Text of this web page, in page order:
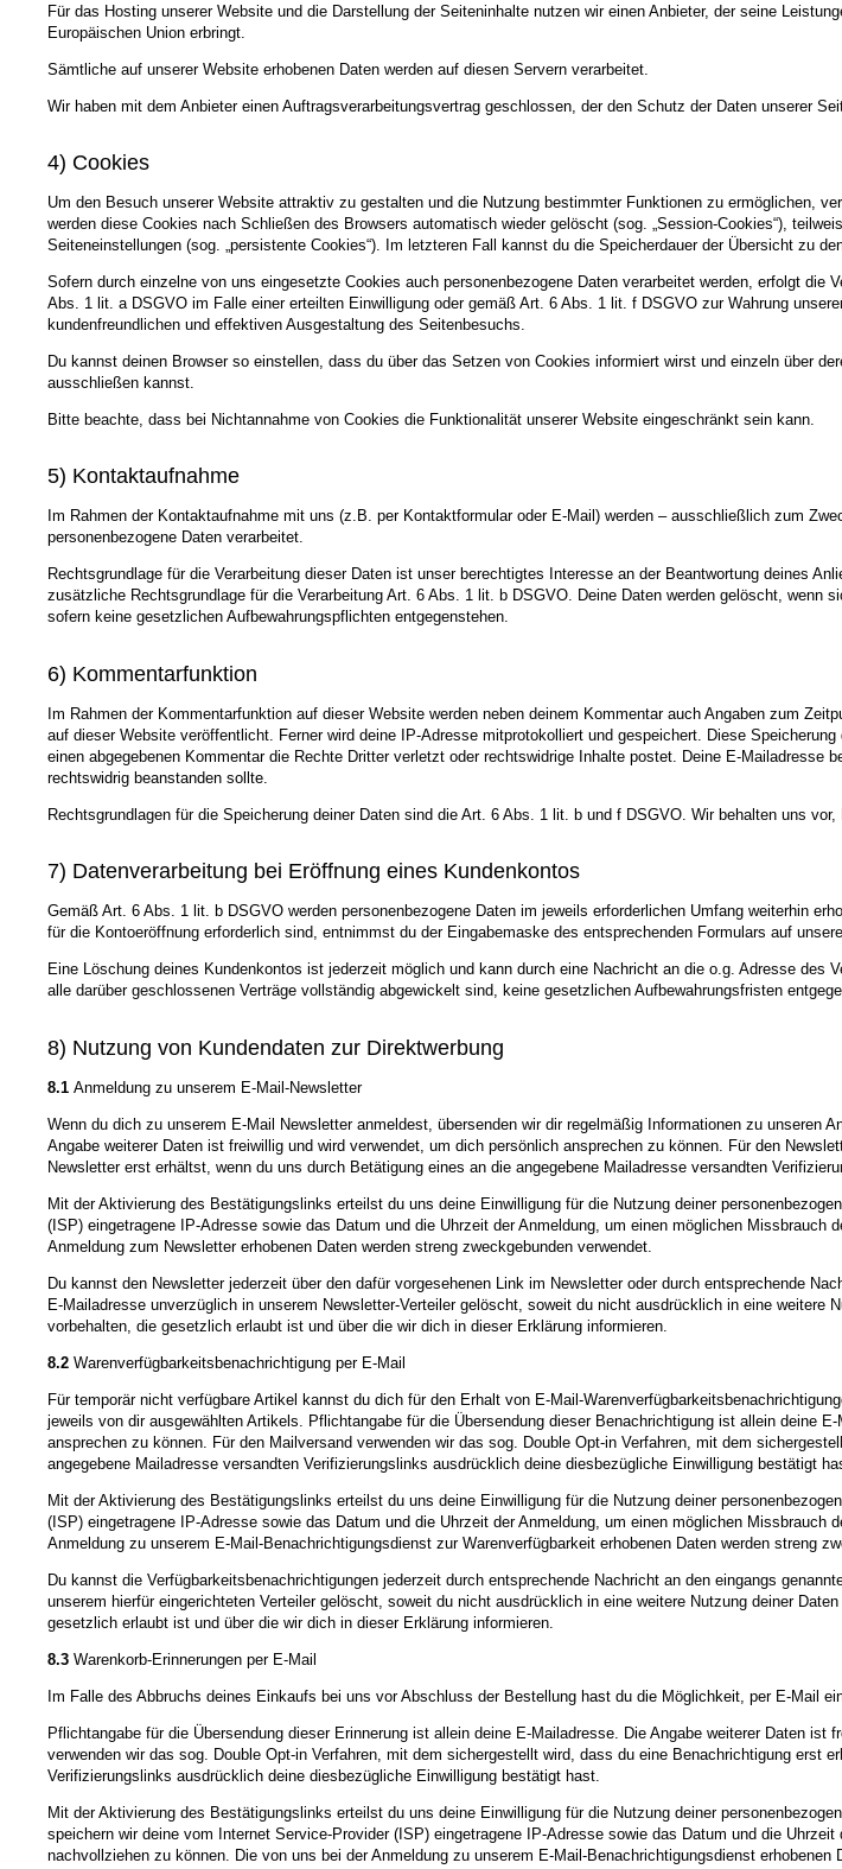
Für das Hosting unserer Website und die Darstellung der Seiteninhalte nutzen wir einen Anbieter, der seine
Europäischen Union erbringt.
Sämtliche auf unserer Website erhobenen Daten werden auf diesen Servern verarbeitet.
Wir haben mit dem Anbieter einen Auftragsverarbeitungsvertrag geschlossen, der den Schutz der Daten unserer
4) Cookies
Um den Besuch unserer Website attraktiv zu gestalten und die Nutzung bestimmter Funktionen zu ermöglichen,
werden diese Cookies nach Schließen des Browsers automatisch wieder gelöscht (sog. „Session-Cookies“),
Seiteneinstellungen (sog. „persistente Cookies“). Im letzteren Fall kannst du die Speicherdauer der Übersicht zu
Sofern durch einzelne von uns eingesetzte Cookies auch personenbezogene Daten verarbeitet werden, erfolgt
Abs. 1 lit. a DSGVO im Falle einer erteilten Einwilligung oder gemäß Art. 6 Abs. 1 lit. f DSGVO zur Wahrung
kundenfreundlichen und effektiven Ausgestaltung des Seitenbesuchs.
Du kannst deinen Browser so einstellen, dass du über das Setzen von Cookies informiert wirst und einzeln über
ausschließen kannst.
Bitte beachte, dass bei Nichtannahme von Cookies die Funktionalität unserer Website eingeschränkt sein kann.
5) Kontaktaufnahme
Im Rahmen der Kontaktaufnahme mit uns (z.B. per Kontaktformular oder E-Mail) werden – ausschließlich zum
personenbezogene Daten verarbeitet.
Rechtsgrundlage für die Verarbeitung dieser Daten ist unser berechtigtes Interesse an der Beantwortung deines
zusätzliche Rechtsgrundlage für die Verarbeitung Art. 6 Abs. 1 lit. b DSGVO. Deine Daten werden gelöscht,
sofern keine gesetzlichen Aufbewahrungspflichten entgegenstehen.
6) Kommentarfunktion
Im Rahmen der Kommentarfunktion auf dieser Website werden neben deinem Kommentar auch Angaben zum
auf dieser Website veröffentlicht. Ferner wird deine IP-Adresse mitprotokolliert und gespeichert. Diese
einen abgegebenen Kommentar die Rechte Dritter verletzt oder rechtswidrige Inhalte postet. Deine E-
rechtswidrig beanstanden sollte.
Rechtsgrundlagen für die Speicherung deiner Daten sind die Art. 6 Abs. 1 lit. b und f DSGVO. Wir behalten uns
7) Datenverarbeitung bei Eröffnung eines Kundenkontos
Gemäß Art. 6 Abs. 1 lit. b DSGVO werden personenbezogene Daten im jeweils erforderlichen Umfang weiterhin
für die Kontoeröffnung erforderlich sind, entnimmst du der Eingabemaske des entsprechenden Formulars auf
Eine Löschung deines Kundenkontos ist jederzeit möglich und kann durch eine Nachricht an die o.g. Adresse
alle darüber geschlossenen Verträge vollständig abgewickelt sind, keine gesetzlichen Aufbewahrungsfristen
8) Nutzung von Kundendaten zur Direktwerbung
8.1 Anmeldung zu unserem E-Mail-Newsletter
Wenn du dich zu unserem E-Mail Newsletter anmeldest, übersenden wir dir regelmäßig Informationen zu unseren
Angabe weiterer Daten ist freiwillig und wird verwendet, um dich persönlich ansprechen zu können. Für den
Newsletter erst erhältst, wenn du uns durch Betätigung eines an die angegebene Mailadresse versandten
Mit der Aktivierung des Bestätigungslinks erteilst du uns deine Einwilligung für die Nutzung deiner
(ISP) eingetragene IP-Adresse sowie das Datum und die Uhrzeit der Anmeldung, um einen möglichen
Anmeldung zum Newsletter erhobenen Daten werden streng zweckgebunden verwendet.
Du kannst den Newsletter jederzeit über den dafür vorgesehenen Link im Newsletter oder durch entsprechende
E-Mailadresse unverzüglich in unserem Newsletter-Verteiler gelöscht, soweit du nicht ausdrücklich in eine weitere
vorbehalten, die gesetzlich erlaubt ist und über die wir dich in dieser Erklärung informieren.
8.2 Warenverfügbarkeitsbenachrichtigung per E-Mail
Für temporär nicht verfügbare Artikel kannst du dich für den Erhalt von E-Mail-
jeweils von dir ausgewählten Artikels. Pflichtangabe für die Übersendung dieser Benachrichtigung ist allein deine
ansprechen zu können. Für den Mailversand verwenden wir das sog. Double Opt-in Verfahren, mit dem
angegebene Mailadresse versandten Verifizierungslinks ausdrücklich deine diesbezügliche Einwilligung bestätigt
Mit der Aktivierung des Bestätigungslinks erteilst du uns deine Einwilligung für die Nutzung deiner
(ISP) eingetragene IP-Adresse sowie das Datum und die Uhrzeit der Anmeldung, um einen möglichen
Anmeldung zu unserem E-Mail-Benachrichtigungsdienst zur Warenverfügbarkeit erhobenen Daten werden streng
Du kannst die Verfügbarkeitsbenachrichtigungen jederzeit durch entsprechende Nachricht an den eingangs
unserem hierfür eingerichteten Verteiler gelöscht, soweit du nicht ausdrücklich in eine weitere Nutzung deiner
gesetzlich erlaubt ist und über die wir dich in dieser Erklärung informieren.
8.3 Warenkorb-Erinnerungen per E-Mail
Im Falle des Abbruchs deines Einkaufs bei uns vor Abschluss der Bestellung hast du die Möglichkeit, per E-Mail
Pflichtangabe für die Übersendung dieser Erinnerung ist allein deine E-Mailadresse. Die Angabe weiterer Daten
verwenden wir das sog. Double Opt-in Verfahren, mit dem sichergestellt wird, dass du eine Benachrichtigung erst
Verifizierungslinks ausdrücklich deine diesbezügliche Einwilligung bestätigt hast.
Mit der Aktivierung des Bestätigungslinks erteilst du uns deine Einwilligung für die Nutzung deiner
speichern wir deine vom Internet Service-Provider (ISP) eingetragene IP-Adresse sowie das Datum und die
nachvollziehen zu können. Die von uns bei der Anmeldung zu unserem E-Mail-Benachrichtigungsdienst erhobenen